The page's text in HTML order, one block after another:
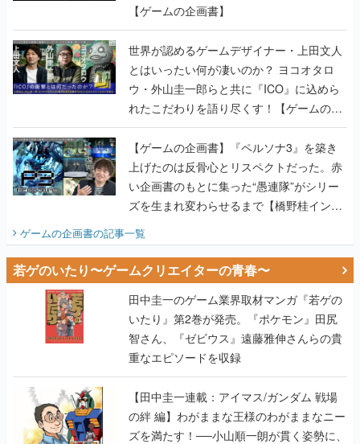
【ゲームの企画書】
世界が認めるゲームデザイナー・上田文人
とはいったい何が凄いのか？ ヨコオタロ
ウ・外山圭一郎らと共に『ICO』に込めら
れたこだわりを語り尽くす！【ゲームの企
画書】
【ゲームの企画書】『ペルソナ3』を築き
上げたのは反骨心とリスペクトだった。赤
い企画書のもとに集った“愚連隊”がシリー
ズを生まれ変わらせるまで【橋野桂インタ
ゲームの企画書の記事一覧
若ゲのいたり〜ゲームクリエイターの青春〜
田中圭一のゲーム業界取材マンガ『若ゲの
いたり』第2巻が発売。『ポケモン』田尻
智さん、『ゼビウス』遠藤雅伸さんらの貴
重なエピソードを収録
【田中圭一連載：アイマス/ガンダム 戦場
の絆 編】わがままな王様のわがままなニー
ズを満たす！──小山順一朗が貫く姿勢に、